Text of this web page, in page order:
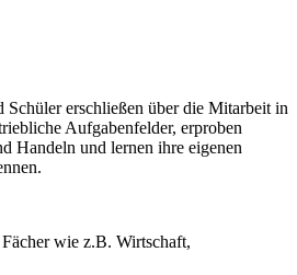
Schüler erschließen über die Mitarbeit in
Aufgabenfelder, erproben
Handeln und lernen ihre eigenen
wie z.B. Wirtschaft,